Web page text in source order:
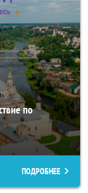
по
ПОДРОБНЕЕ